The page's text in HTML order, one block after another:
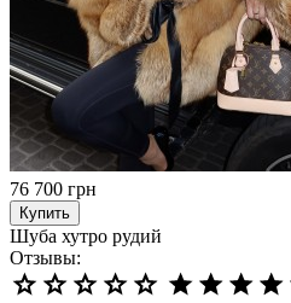
76 700 грн
Купить
Шуба хутро рудий
Отзывы: